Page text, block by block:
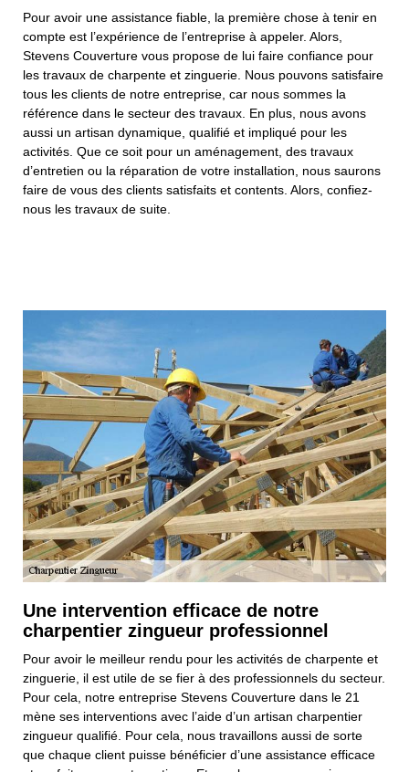
Pour avoir une assistance fiable, la première chose à tenir en
compte est l’expérience de l’entreprise à appeler. Alors,
Stevens Couverture vous propose de lui faire confiance pour
les travaux de charpente et zinguerie. Nous pouvons satisfaire
tous les clients de notre entreprise, car nous sommes la
référence dans le secteur des travaux. En plus, nous avons
aussi un artisan dynamique, qualifié et impliqué pour les
activités. Que ce soit pour un aménagement, des travaux
d’entretien ou la réparation de votre installation, nous saurons
faire de vous des clients satisfaits et contents. Alors, confiez-
nous les travaux de suite.
Une intervention efficace de notre
charpentier zingueur professionnel
Pour avoir le meilleur rendu pour les activités de charpente et
zinguerie, il est utile de se fier à des professionnels du secteur.
Pour cela, notre entreprise Stevens Couverture dans le 21
mène ses interventions avec l’aide d’un artisan charpentier
zingueur qualifié. Pour cela, nous travaillons aussi de sorte
que chaque client puisse bénéficier d’une assistance efficace